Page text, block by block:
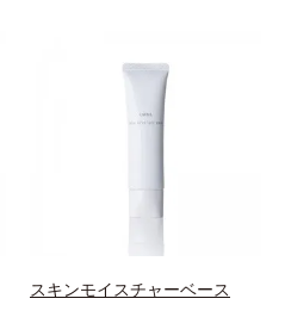
る高機能化粧下地毛穴や小ジワの凹
凸をつるんとなめらかに(*1)。スキ
ンケア発想の化粧下地です。保湿成
し、つるんとしたハリ肌に仕上げま
す。むやみに隠すのではなくふわり
スキンモイスチャーベース